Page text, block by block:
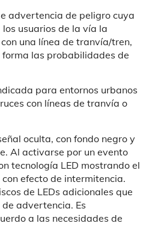
advertencia de peligro cuya
usuarios de la vía la
una línea de tranvía/tren,
las probabilidades de
para entornos urbanos
con líneas de tranvía o
oculta, con fondo negro y
Al activarse por un evento
tecnología LED mostrando el
efecto de intermitencia.
de LEDs adicionales que
advertencia. Es
a las necesidades de